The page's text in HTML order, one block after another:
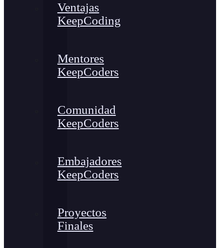
Ventajas
KeepCoding
Mentores
KeepCoders
Comunidad
KeepCoders
Embajadores
KeepCoders
Proyectos
Finales